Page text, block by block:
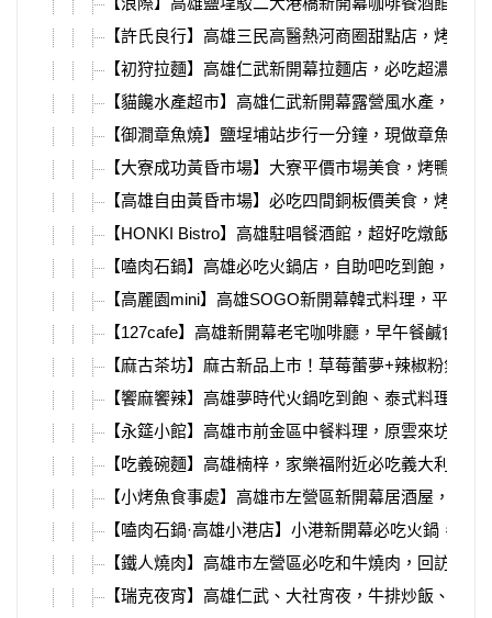
【許氏良行】高雄三民高醫熱河商圈甜點店，烤布
【初狩拉麵】高雄仁武新開幕拉麵店，必吃超濃郁
【貓饞水產超市】高雄仁武新開幕露營風水產，代客
【御澗章魚燒】鹽埕埔站步行一分鐘，現做章魚燒，
【大寮成功黃昏市場】大寮平價市場美食，烤鴨、壽
【高雄自由黃昏市場】必吃四間銅板價美食，烤飯
【HONKI Bistro】高雄駐唱餐酒館，超好吃燉飯、義
【嗑肉石鍋】高雄必吃火鍋店，自助吧吃到飽，大肉
【高麗園mini】高雄SOGO新開幕韓式料理，平價銅
【127cafe】高雄新開幕老宅咖啡廳，早午餐鹹食、
【麻古茶坊】麻古新品上市！草莓蕾夢+辣椒粉氣泡
【饗麻饗辣】高雄夢時代火鍋吃到飽、泰式料理、螃
【永筵小館】高雄市前金區中餐料理，原雲來坊，必
【吃義碗麵】高雄楠梓，家樂福附近必吃義大利麵、
【小烤魚食事處】高雄市左營區新開幕居酒屋，超強
【嗑肉石鍋·高雄小港店】小港新開幕必吃火鍋，超
【鐵人燒肉】高雄市左營區必吃和牛燒肉，回訪N次
【瑞克夜宵】高雄仁武、大社宵夜，牛排炒飯、海鮮